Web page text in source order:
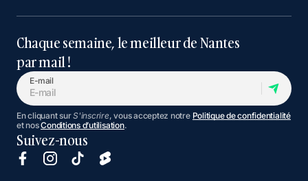
Chaque semaine, le meilleur de Nantes
par mail !
E-mail
En cliquant surS'inscrire, vous acceptez notre Politique de confidentialité
et nosConditions d’utilisation.
Suivez-nous